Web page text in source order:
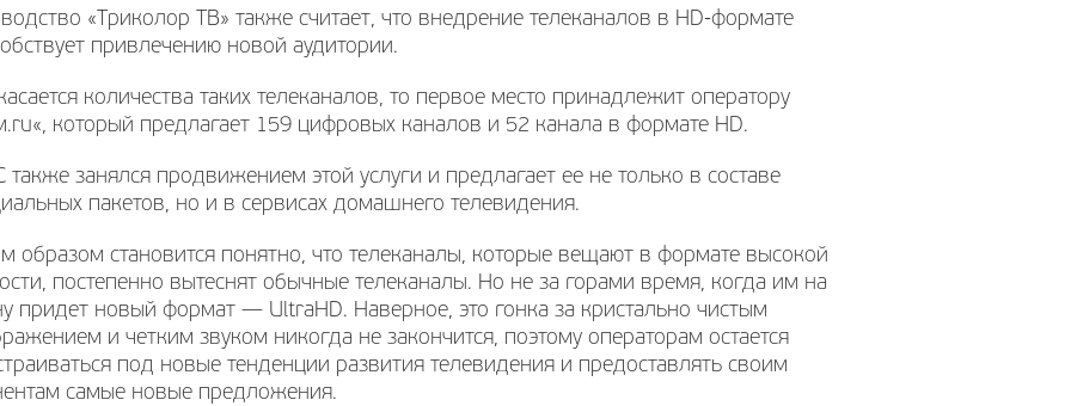
«Триколор ТВ» также считает, что внедрение телеканалов в HD-формате
привлечению новой аудитории.
количества таких телеканалов, то первое место принадлежит оператору
который предлагает 159 цифровых каналов и 52 канала в формате HD.
также занялся продвижением этой услуги и предлагает ее не только в составе
пакетов, но и в сервисах домашнего телевидения.
образом становится понятно, что телеканалы, которые вещают в формате высокой
постепенно вытеснят обычные телеканалы. Но не за горами время, когда им на
придет новый формат — UltraHD. Наверное, это гонка за кристально чистым
и четким звуком никогда не закончится, поэтому операторам остается
под новые тенденции развития телевидения и предоставлять своим
самые новые предложения.